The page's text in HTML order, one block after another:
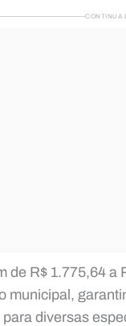
CONTINUA
de R$ 1.775,64
municipal,
diversas